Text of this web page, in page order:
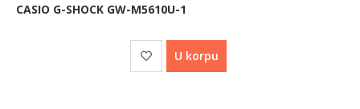
CASIO G-SHOCK GW-M5610U-1
U korpu